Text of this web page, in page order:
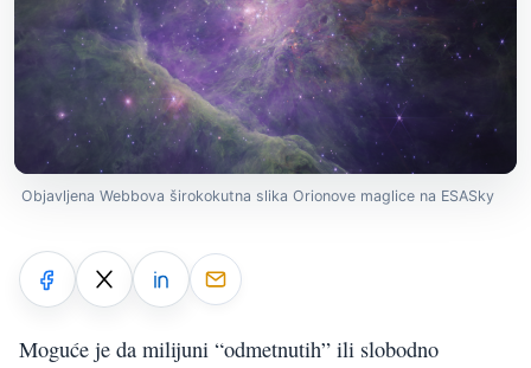
Objavljena Webbova širokokutna slika Orionove maglice na ESASky
Moguće je da milijuni “odmetnutih” ili slobodno